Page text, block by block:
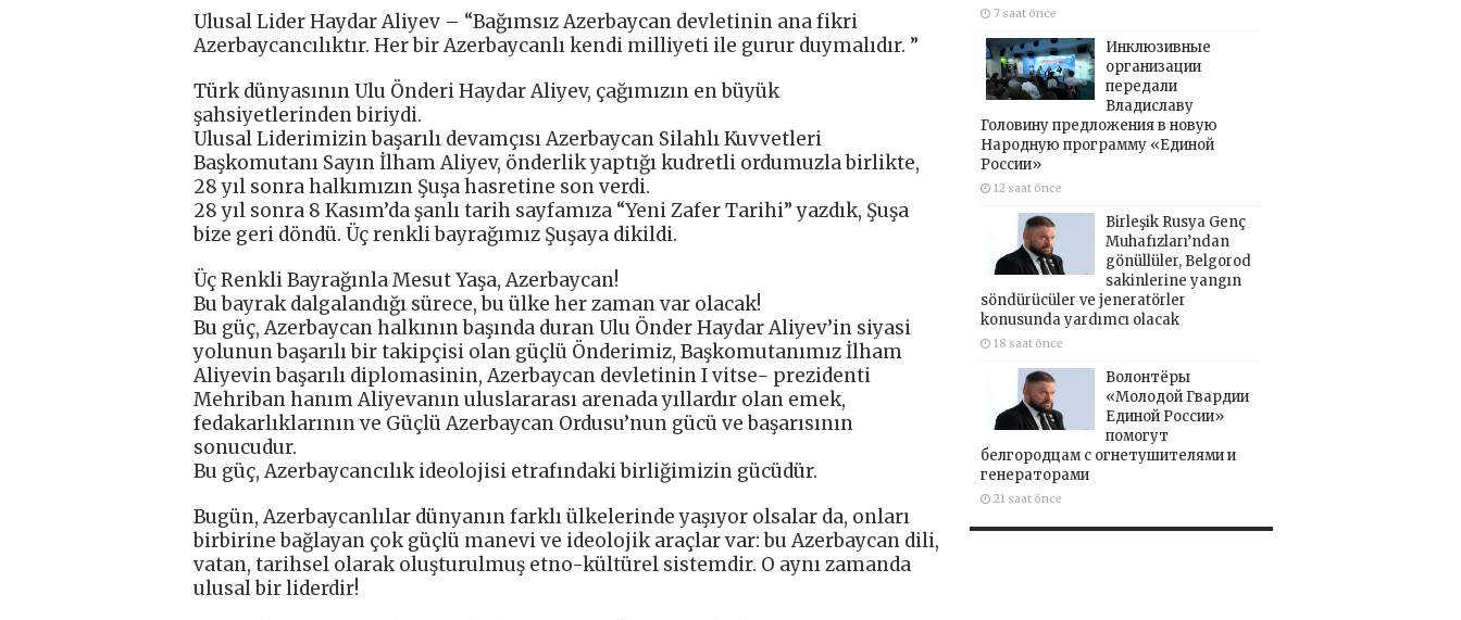
Ulusal Lider Haydar Aliyev – “Bağımsız Azerbaycan devletinin ana fikri
Azerbaycancılıktır. Her bir Azerbaycanlı kendi milliyeti ile gurur duymalıdır. ”
Türk dünyasının Ulu Önderi Haydar Aliyev, çağımızın en büyük
şahsiyetlerinden biriydi.
Ulusal Liderimizin başarılı devamçısı Azerbaycan Silahlı Kuvvetleri
Başkomutanı Sayın İlham Aliyev, önderlik yaptığı kudretli ordumuzla birlikte,
28 yıl sonra halkımızın Şuşa hasretine son verdi.
28 yıl sonra 8 Kasım’da şanlı tarih sayfamıza “Yeni Zafer Tarihi” yazdık, Şuşa
bize geri döndü. Üç renkli bayrağımız Şuşaya dikildi.
Üç Renkli Bayrağınla Mesut Yaşa, Azerbaycan!
Bu bayrak dalgalandığı sürece, bu ülke her zaman var olacak!
Bu güç, Azerbaycan halkının başında duran Ulu Önder Haydar Aliyev’in siyasi
yolunun başarılı bir takipçisi olan güçlü Önderimiz, Başkomutanımız İlham
Aliyevin başarılı diplomasinin, Azerbaycan devletinin I vitse- prezidenti
Mehriban hanım Aliyevanın uluslararası arenada yıllardır olan emek,
fedakarlıklarının ve Güçlü Azerbaycan Ordusu’nun gücü ve başarısının
sonucudur.
Bu güç, Azerbaycancılık ideolojisi etrafındaki birliğimizin gücüdür.
Bugün, Azerbaycanlılar dünyanın farklı ülkelerinde yaşıyor olsalar da, onları
birbirine bağlayan çok güçlü manevi ve ideolojik araçlar var: bu Azerbaycan dili,
vatan, tarihsel olarak oluşturulmuş etno-kültürel sistemdir. O aynı zamanda
ulusal bir liderdir!
7 saat önce
Инклюзивные
организации
передали
Владиславу
Головину предложения в новую
Народную программу «Единой
России»
12 saat önce
Birleşik Rusya Genç
Muhafızları’ndan
gönüllüler, Belgorod
sakinlerine yangın
söndürücüler ve jeneratörler
konusunda yardımcı olacak
18 saat önce
Волонтёры
«Молодой Гвардии
Единой России»
помогут
белгородцам с огнетушителями и
генераторами
21 saat önce